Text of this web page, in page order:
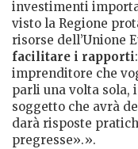
investimenti
visto la Regione
risorse dell’Unione
facilitare i rapporti
imprenditore che
parli una volta sola,
soggetto che avrà
darà risposte
pregresse».».